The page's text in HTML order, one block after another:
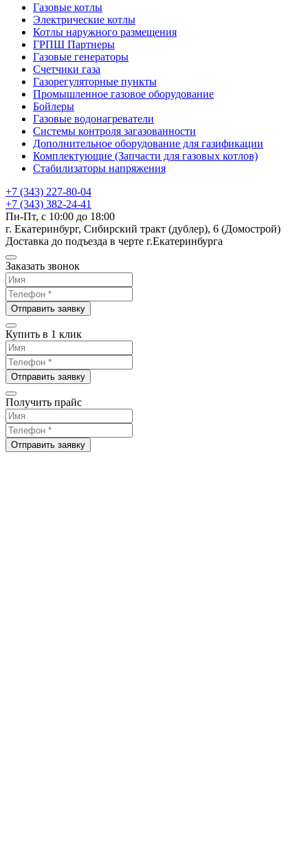
Газовые котлы
Электрические котлы
Котлы наружного размещения
ГРПШ Партнеры
Газовые генераторы
Счетчики газа
Газорегуляторные пункты
Промышленное газовое оборудование
Бойлеры
Газовые водонагреватели
Системы контроля загазованности
Дополнительное оборудование для газификации
Комплектующие (Запчасти для газовых котлов)
Стабилизаторы напряжения
+7 (343) 227-80-04
+7 (343) 382-24-41
Пн-Пт, с 10:00 до 18:00
г. Екатеринбург, Сибирский тракт (дублер), 6 (Домострой)
Доставка до подъезда в черте г.Екатеринбурга
Заказать звонок
Отправить заявку
Купить в 1 клик
Отправить заявку
Получить прайс
Отправить заявку